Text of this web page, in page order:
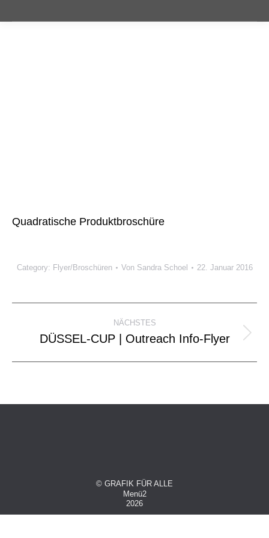
Quadratische Produktbroschüre
Category: Flyer/Broschüren Von Sandra Schoel 22. Januar 2016
navigation
NÄCHSTES
Next
DÜSSEL-CUP | Outreach Info-Flyer
© GRAFIK FÜR ALLE
Menü2
2026